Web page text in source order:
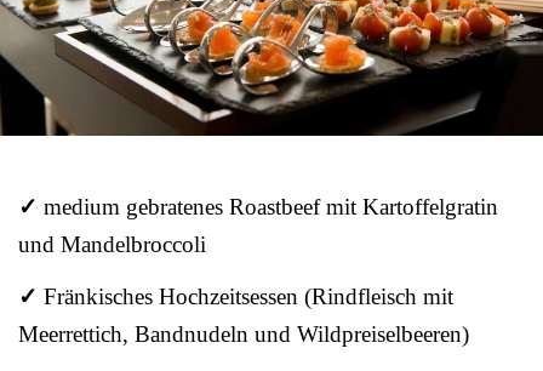
✓ medium gebratenes Roastbeef mit Kartoffelgratin
und Mandelbroccoli
✓ Fränkisches Hochzeitsessen (Rindfleisch mit
Meerrettich, Bandnudeln und Wildpreiselbeeren)